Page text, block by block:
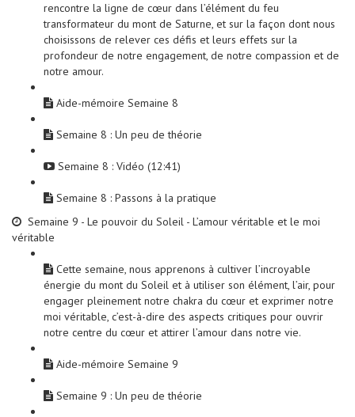
rencontre la ligne de cœur dans l’élément du feu
transformateur du mont de Saturne, et sur la façon dont nous
choisissons de relever ces défis et leurs effets sur la
profondeur de notre engagement, de notre compassion et de
notre amour.
Aide-mémoire Semaine 8
Semaine 8 : Un peu de théorie
Semaine 8 : Vidéo (12:41)
Semaine 8 : Passons à la pratique
Semaine 9 - Le pouvoir du Soleil - L’amour véritable et le moi
véritable
Cette semaine, nous apprenons à cultiver l’incroyable
énergie du mont du Soleil et à utiliser son élément, l’air, pour
engager pleinement notre chakra du cœur et exprimer notre
moi véritable, c’est-à-dire des aspects critiques pour ouvrir
notre centre du cœur et attirer l’amour dans notre vie.
Aide-mémoire Semaine 9
Semaine 9 : Un peu de théorie